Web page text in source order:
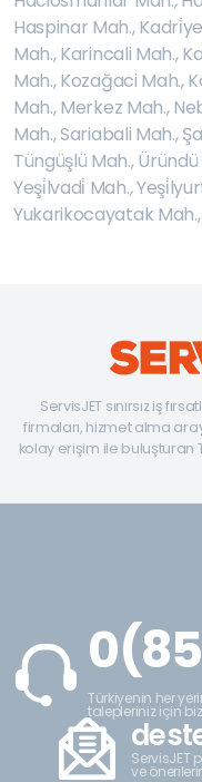
Haspinar Mah.,
Mah.,Karincali Mah.,
Mah.,Kozağaci Mah.,
Mah.,Merkez Mah.,
Mah.,Sariabali Mah.,
Tüngüşlü Mah.,Üründü
Yeşi̇lvadi̇ Mah.,
Yukarikocayatak Mah.,
ServisJET sınırsız iş
firmaları, hizmet alma
kolay erişim ile buluşturan
Türkiyenin her
talepleriniz için
ServisJET
ve